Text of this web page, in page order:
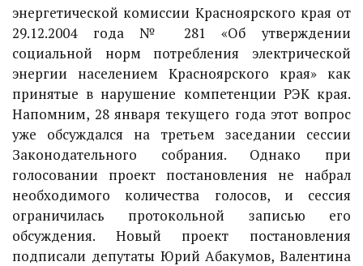
энергетической комиссии Красноярского края от
29.12.2004 года № 281 «Об утверждении
социальной норм потребления электрической
энергии населением Красноярского края» как
принятые в нарушение компетенции РЭК края.
Напомним, 28 января текущего года этот вопрос
уже обсуждался на третьем заседании сессии
Законодательного собрания. Однако при
голосовании проект постановления не набрал
необходимого количества голосов, и сессия
ограничилась протокольной записью его
обсуждения. Новый проект постановления
подписали депутаты Юрий Абакумов, Валентина